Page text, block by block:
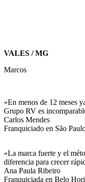
VALES / MG
Marcos
«En menos de 12 meses
Grupo RV es
Carlos Mendes
Franquiciado en São
«La marca fuerte y el
diferencia para crecer
Ana Paula Ribeiro
Franquiciada en Belo